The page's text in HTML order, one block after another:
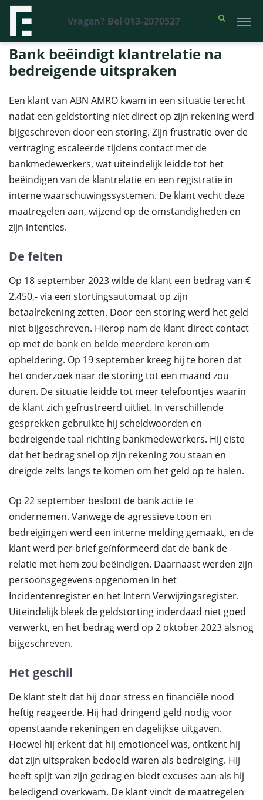
Vragen? Bel 013-2070527
Financieel Recht Advocaten >Uitspraken>Bank beëindigt klantrelatie
na bedreigende uitspraken
Bank beëindigt klantrelatie na
bedreigende uitspraken
Een klant van ABN AMRO kwam in een situatie terecht
nadat een geldstorting niet direct op zijn rekening werd
bijgeschreven door een storing. Zijn frustratie over de
vertraging escaleerde tijdens contact met de
bankmedewerkers, wat uiteindelijk leidde tot het
beëindigen van de klantrelatie en een registratie in
interne waarschuwingssystemen. De klant vecht deze
maatregelen aan, wijzend op de omstandigheden en
zijn intenties.
De feiten
Op 18 september 2023 wilde de klant een bedrag van €
2.450,- via een stortingsautomaat op zijn
betaalrekening zetten. Door een storing werd het geld
niet bijgeschreven. Hierop nam de klant direct contact
op met de bank en belde meerdere keren om
opheldering. Op 19 september kreeg hij te horen dat
het onderzoek naar de storing tot een maand zou
duren. De situatie leidde tot meer telefoontjes waarin
de klant zich gefrustreerd uitliet. In verschillende
gesprekken gebruikte hij scheldwoorden en
bedreigende taal richting bankmedewerkers. Hij eiste
dat het bedrag snel op zijn rekening zou staan en
dreigde zelfs langs te komen om het geld op te halen.
Op 22 september besloot de bank actie te
ondernemen. Vanwege de agressieve toon en
bedreigingen werd een interne melding gemaakt, en de
klant werd per brief geïnformeerd dat de bank de
relatie met hem zou beëindigen. Daarnaast werden zijn
persoonsgegevens opgenomen in het
Incidentenregister en het Intern Verwijzingsregister.
Uiteindelijk bleek de geldstorting inderdaad niet goed
verwerkt, en het bedrag werd op 2 oktober 2023 alsnog
bijgeschreven.
Het geschil
De klant stelt dat hij door stress en financiële nood
heftig reageerde. Hij had dringend geld nodig voor
openstaande rekeningen en dagelijkse uitgaven.
Hoewel hij erkent dat hij emotioneel was, ontkent hij
dat zijn uitspraken bedoeld waren als bedreiging. Hij
heeft spijt van zijn gedrag en biedt excuses aan als hij
beledigend overkwam. De klant vindt de maatregelen